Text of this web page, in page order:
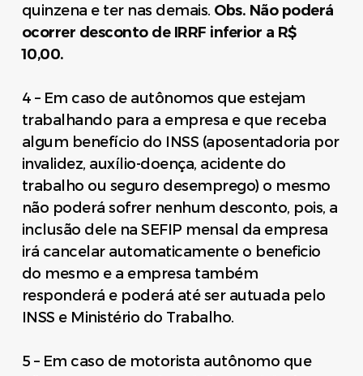
quinzena e ter nas demais. Obs. Não poderá
ocorrer desconto de IRRF inferior a R$
10,00.
4 – Em caso de autônomos que estejam
trabalhando para a empresa e que receba
algum benefício do INSS (aposentadoria por
invalidez, auxílio-doença, acidente do
trabalho ou seguro desemprego) o mesmo
não poderá sofrer nenhum desconto, pois, a
inclusão dele na SEFIP mensal da empresa
irá cancelar automaticamente o beneficio
do mesmo e a empresa também
responderá e poderá até ser autuada pelo
INSS e Ministério do Trabalho.
5 – Em caso de motorista autônomo que